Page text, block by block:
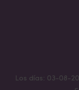
Los días: 03-08-